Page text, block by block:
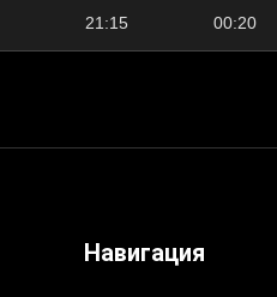
21:15 00:20
Навигация